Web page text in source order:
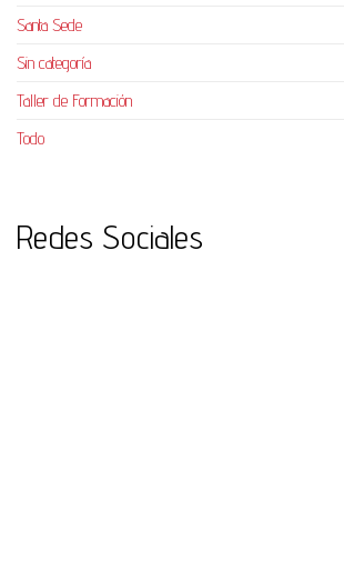
Santa Sede
Sin categoría
Taller de Formación
Todo
Redes Sociales